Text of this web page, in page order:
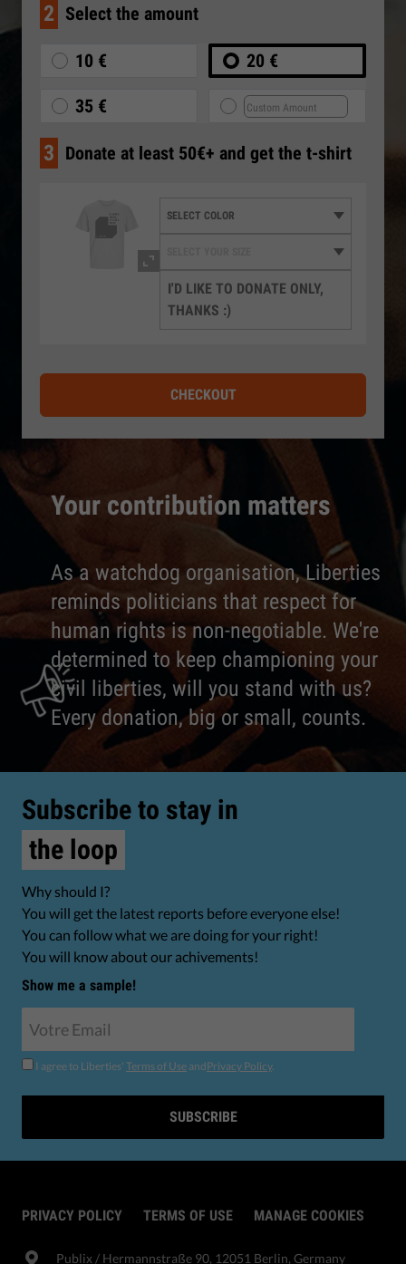
Your contribution matters
As a watchdog organisation, Liberties
reminds politicians that respect for
human rights is non-negotiable. We're
determined to keep championing your
civil liberties, will you stand with us?
Every donation, big or small, counts.
2 Select the amount
10 € 20 €
35 €
3 Donate at least 50€+ and get the t-shirt
I'D LIKE TO DONATE ONLY,
THANKS :)
CHECKOUT
Subscribe to stay in
the loop
Why should I?
You will get the latest reports before everyone else!
You can follow what we are doing for your right!
You will know about our achivements!
Show me a sample!
I agree to Liberties' Terms of Use andPrivacy Policy.
SUBSCRIBE
PRIVACY POLICY TERMS OF USE MANAGE COOKIES
Publix​ / Hermannstraße 90, 12051 Berlin, Germany